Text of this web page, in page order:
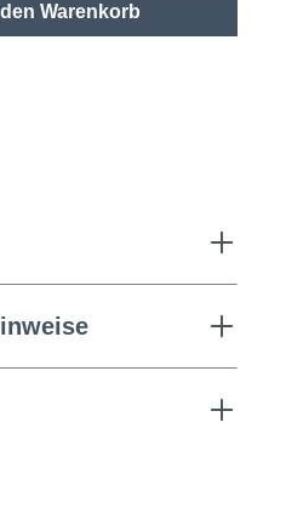
den Warenkorb